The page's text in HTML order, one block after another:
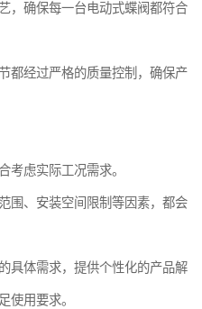
，确保每一台电动式蝶阀都符合
都经过严格的质量控制，确保产
考虑实际工况需求。
围、安装空间限制等因素，都会
具体需求，提供个性化的产品解
使用要求。